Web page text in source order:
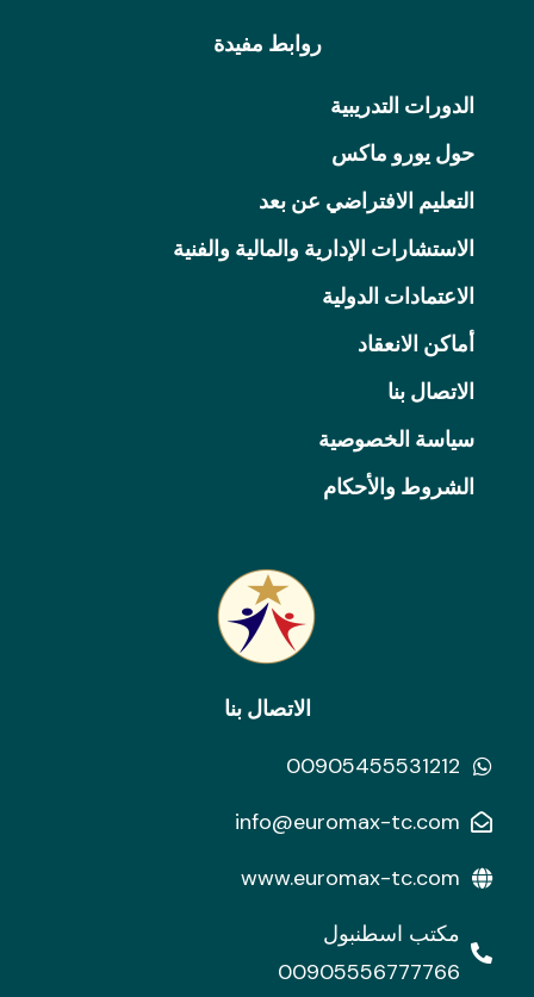
روابط مفيدة
الدورات التدريبية
حول يورو ماكس
التعليم الافتراضي عن بعد
الاستشارات الإدارية والمالية والفنية
الاعتمادات الدولية
أماكن الانعقاد
الاتصال بنا
سياسة الخصوصية
الشروط والأحكام
الاتصال بنا
00905455531212
info@euromax-tc.com
www.euromax-tc.com
مكتب اسطنبول
00905556777766